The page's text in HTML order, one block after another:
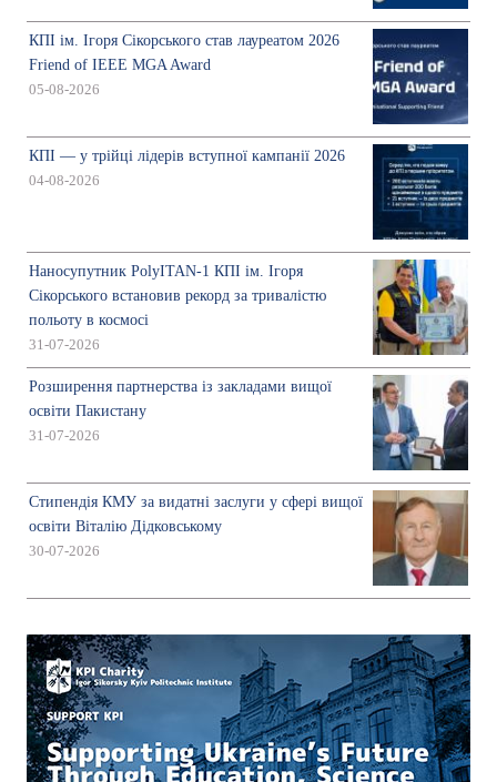
КПІ ім. Ігоря Сікорського став лауреатом 2026
Friend of IEEE MGA Award
05-08-2026
КПІ — у трійці лідерів вступної кампанії 2026
04-08-2026
Наносупутник PolyITAN-1 КПІ ім. Ігоря
Сікорського встановив рекорд за тривалістю
польоту в космосі
31-07-2026
Розширення партнерства із закладами вищої
освіти Пакистану
31-07-2026
Стипендія КМУ за видатні заслуги у сфері вищої
освіти Віталію Дідковському
30-07-2026